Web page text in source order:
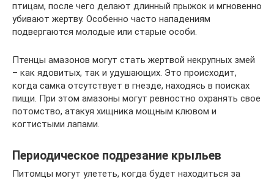
птицам, после чего делают длинный прыжок и мгновенно
убивают жертву. Особенно часто нападениям
подвергаются молодые или старые особи.
Птенцы амазонов могут стать жертвой некрупных змей
– как ядовитых, так и удушающих. Это происходит,
когда самка отсутствует в гнезде, находясь в поисках
пищи. При этом амазоны могут ревностно охранять свое
потомство, атакуя хищника мощным клювом и
когтистыми лапами.
Периодическое подрезание крыльев
Питомцы могут улететь, когда будет находиться за